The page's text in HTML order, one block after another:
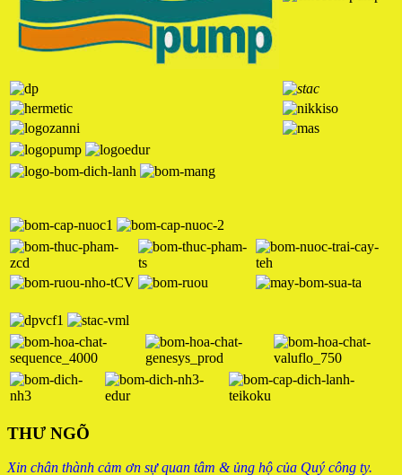
THƯ NGÕ
Xin chân thành cảm ơn sự quan tâm & ủng hộ của Quý công ty.